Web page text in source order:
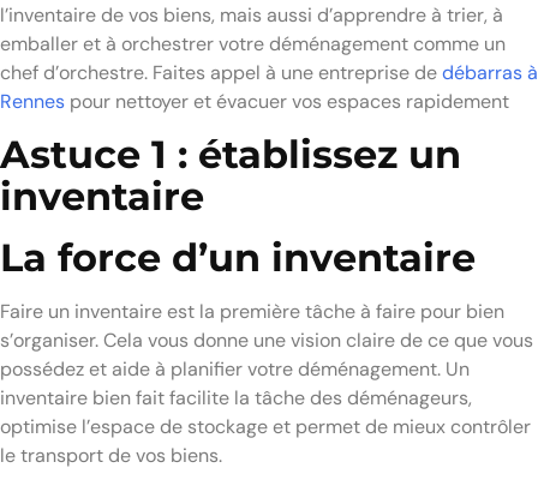
l’inventaire de vos biens, mais aussi d’apprendre à trier, à
emballer et à orchestrer votre déménagement comme un
chef d’orchestre. Faites appel à une entreprise dedébarras à
Rennes pour nettoyer et évacuer vos espaces rapidement
Astuce 1 : établissez un
inventaire
La force d’un inventaire
Faire un inventaire est la première tâche à faire pour bien
s’organiser. Cela vous donne une vision claire de ce que vous
possédez et aide à planifier votre déménagement. Un
inventaire bien fait facilite la tâche des déménageurs,
optimise l’espace de stockage et permet de mieux contrôler
le transport de vos biens.